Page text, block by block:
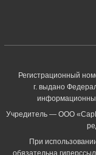
Регистрационный
г. выдано
Учредитель — ООО
При
обязательна